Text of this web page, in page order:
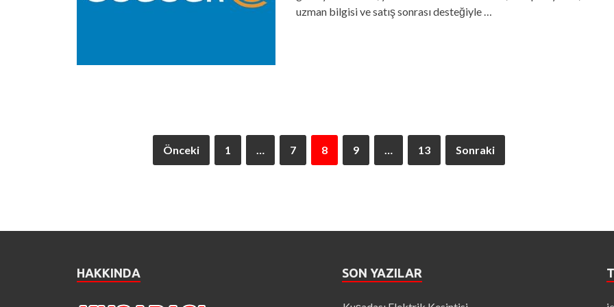
uzman bilgisi ve satış sonrası desteğiyle …
Önceki 1 … 7 8 9 … 13 Sonraki
HAKKINDA SON YAZILAR